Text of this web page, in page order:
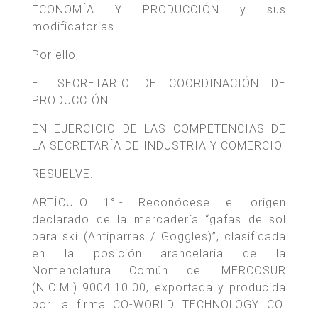
ECONOMÍA Y PRODUCCIÓN y sus
modificatorias.
Por ello,
EL SECRETARIO DE COORDINACIÓN DE
PRODUCCIÓN
EN EJERCICIO DE LAS COMPETENCIAS DE
LA SECRETARÍA DE INDUSTRIA Y COMERCIO
RESUELVE:
ARTÍCULO 1°.- Reconócese el origen
declarado de la mercadería “gafas de sol
para ski (Antiparras / Goggles)”, clasificada
en la posición arancelaria de la
Nomenclatura Común del MERCOSUR
(N.C.M.) 9004.10.00, exportada y producida
por la firma CO-WORLD TECHNOLOGY CO.